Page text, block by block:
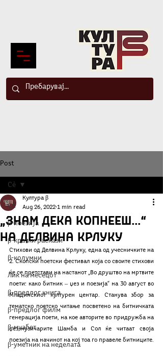
Post
Сè
β-поезија
β-кратки раскази
β-колумни
Лик на месецот
β-предлог книга
β-предлог филм
β-муабет
β-уметник на неделата
Сè
„Знам дека копнееш...“
на Делвина Крлуку
Култура β
Aug 26, 2022 1 min read
Стихови од Делвина Крлуку, една од учесничките на
2. Скопски поетски фестивал која со своите стихови
ќе се претстави на настанот „Во друштво на мртвите
поети: како битник ‒ џез и поезија“ на 30 август во
Младинскиот културен центар. Станува збор за
тематско поетско читање посветено на битничката
генерација поети, на кое авторите во придружба на
џез-музичарите Шамба и Сол ќе читаат своја
поезија на начинот на кој тоа го правеле битниците.